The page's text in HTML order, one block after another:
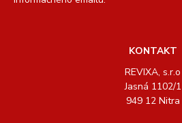
KONTAKT
REVIXA, s.r.o
Jasná 1102/1
949 12 Nitra